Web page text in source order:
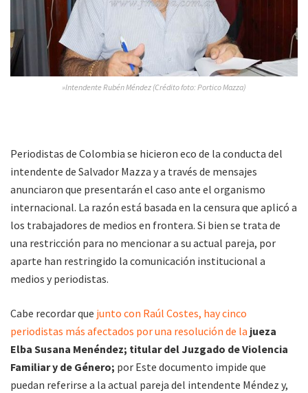
»Intendente Rubén Méndez (Crédito foto: Portico Mazza)
Periodistas de Colombia se hicieron eco de la conducta del
intendente de Salvador Mazza y a través de mensajes
anunciaron que presentarán el caso ante el organismo
internacional. La razón está basada en la censura que aplicó a
los trabajadores de medios en frontera. Si bien se trata de
una restricción para no mencionar a su actual pareja, por
aparte han restringido la comunicación institucional a
medios y periodistas.
Cabe recordar que junto con Raúl Costes, hay cinco
periodistas más afectados por una resolución de la jueza
Elba Susana Menéndez; titular del Juzgado de Violencia
Familiar y de Género; por Este documento impide que
puedan referirse a la actual pareja del intendente Méndez y,